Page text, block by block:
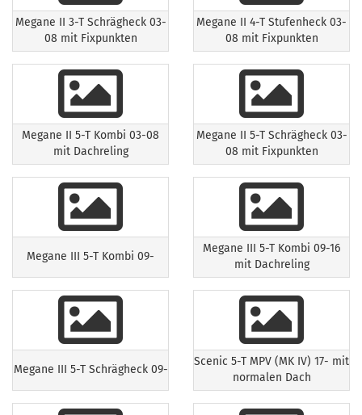
Megane II 3-T Schrägheck 03-
08 mit Fixpunkten
Megane II 4-T Stufenheck 03-
08 mit Fixpunkten
Megane II 5-T Kombi 03-08
mit Dachreling
Megane II 5-T Schrägheck 03-
08 mit Fixpunkten
Megane III 5-T Kombi 09-
Megane III 5-T Kombi 09-16
mit Dachreling
Megane III 5-T Schrägheck 09-
Scenic 5-T MPV (MK IV) 17- mit
normalen Dach